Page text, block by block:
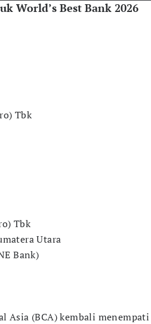
World’s Best Bank 2026
Tbk
Tbk
Utara
Bank)
Asia (BCA) kembali menempati